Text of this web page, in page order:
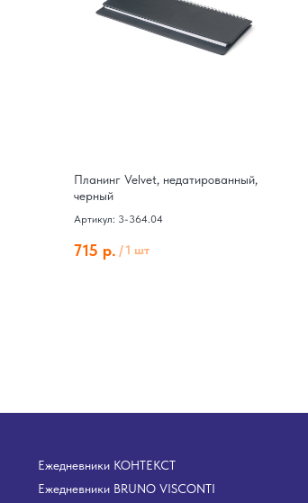
Планинг Velvet, недатированный,
черный
Артикул: 3-364.04
715 р. /1 шт
Ежедневники КОНТЕКСТ
Ежедневники BRUNO VISCONTI